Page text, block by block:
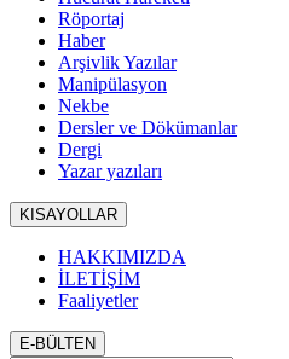
Röportaj
Haber
Arşivlik Yazılar
Manipülasyon
Nekbe
Dersler ve Dökümanlar
Dergi
Yazar yazıları
KISAYOLLAR
HAKKIMIZDA
İLETİŞİM
Faaliyetler
E-BÜLTEN